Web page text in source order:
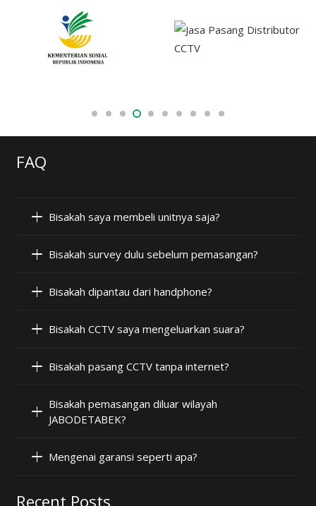
FAQ
Bisakah saya membeli unitnya saja?
Bisakah survey dulu sebelum pemasangan?
Bisakah dipantau dari handphone?
Bisakah CCTV saya mengeluarkan suara?
Bisakah pasang CCTV tanpa internet?
Bisakah pemasangan diluar wilayah
JABODETABEK?
Mengenai garansi seperti apa?
Recent Posts